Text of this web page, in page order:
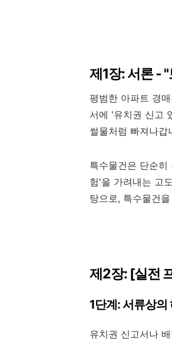
제1장: 서론 -
평범한 아파트 경
서에 '유치권 신고
썰물처럼 빠져나갑
특수물건은 단순
험'을 가려내는 고
탕으로, 특수물건
제2장: [실전
1단계: 서류상의
유치권 신고서나